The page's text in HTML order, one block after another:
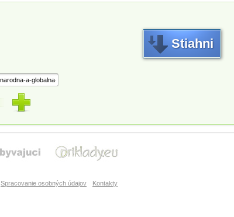
Stiahni
Spracovanie osobných údajov Kontakty